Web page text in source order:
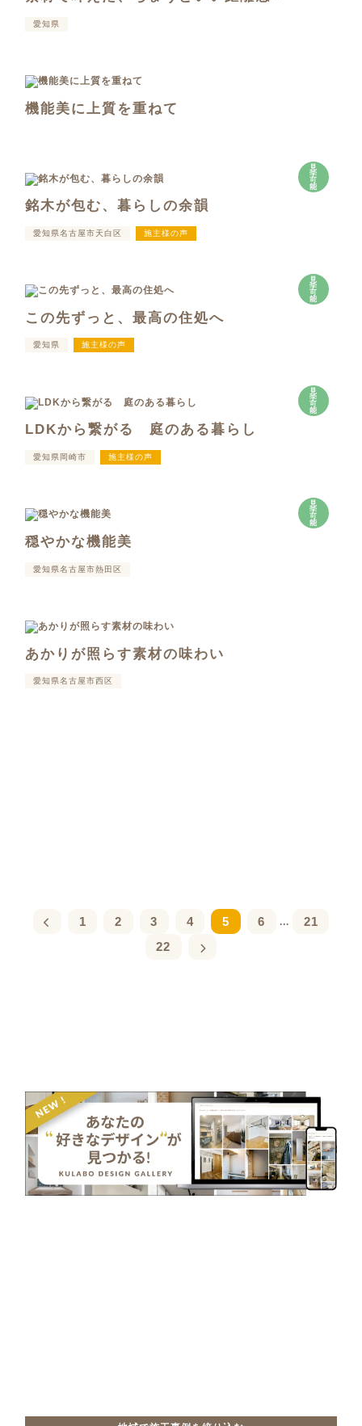
愛知県
機能美に上質を重ねて
見
学
可
能
銘木が包む、暮らしの余韻
愛知県名古屋市天白区 施主様の声
見
学
可
能
この先ずっと、最高の住処へ
愛知県 施主様の声
見
学
可
能
LDKから繋がる 庭のある暮らし
愛知県岡崎市 施主様の声
見
学
可
能
穏やかな機能美
愛知県名古屋市熱田区
あかりが照らす素材の味わい
愛知県名古屋市西区
1 2 3 4 5 6 ...
21
22